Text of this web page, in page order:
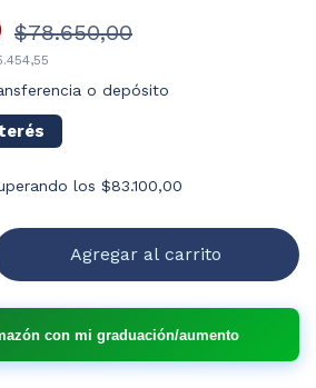
$78.650,00
o depósito
los $83.100,00
con mi graduación/aumento